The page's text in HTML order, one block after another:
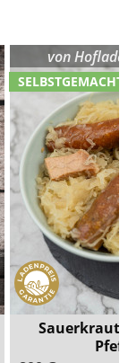
SELBSTGEMACHT
von
Sauerkraut